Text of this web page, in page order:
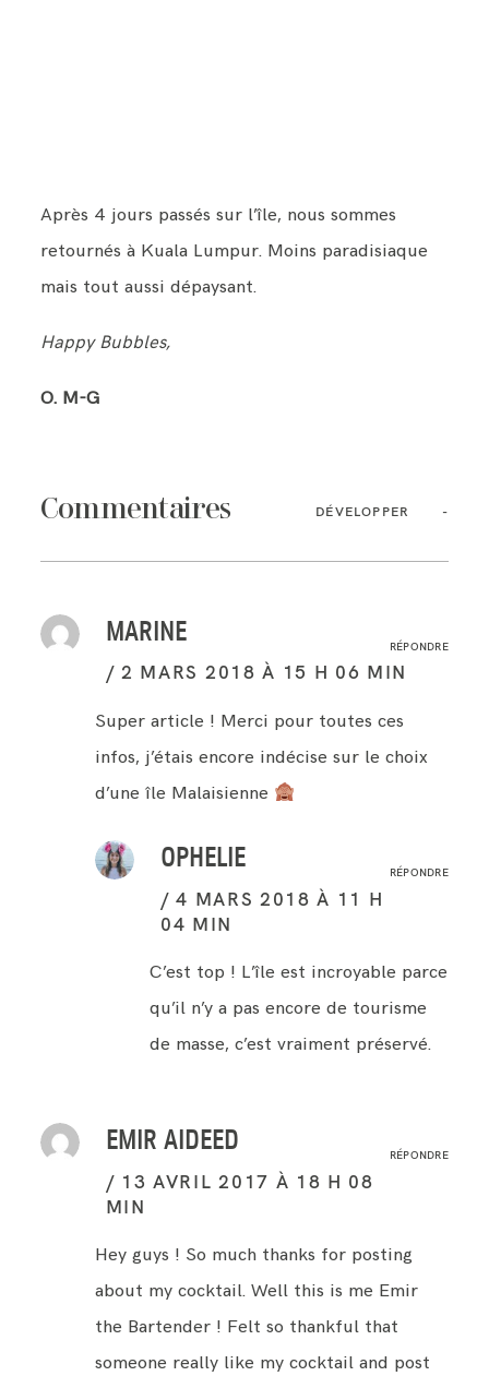
Après 4 jours passés sur l’île, nous sommes
retournés à Kuala Lumpur. Moins paradisiaque
mais tout aussi dépaysant.
Happy Bubbles,
O. M-G
Commentaires DÉVELOPPER
MARINE
2 MARS 2018 À 15 H 06 MIN
RÉPONDRE
Super article ! Merci pour toutes ces
infos, j’étais encore indécise sur le choix
d’une île Malaisienne
OPHELIE
4 MARS 2018 À 11 H
04 MIN
RÉPONDRE
C’est top ! L’île est incroyable parce
qu’il n’y a pas encore de tourisme
de masse, c’est vraiment préservé.
EMIR AIDEED
13 AVRIL 2017 À 18 H 08
MIN
RÉPONDRE
Hey guys ! So much thanks for posting
about my cocktail. Well this is me Emir
the Bartender ! Felt so thankful that
someone really like my cocktail and post